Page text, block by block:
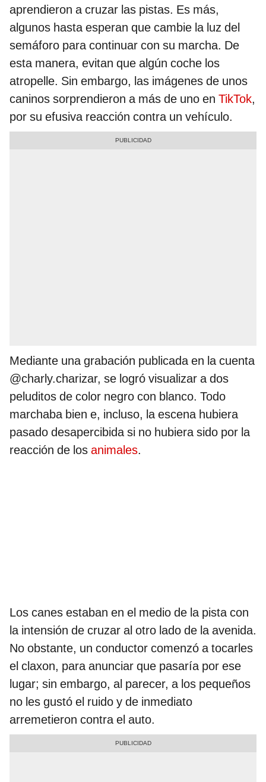
aprendieron a cruzar las pistas. Es más,
algunos hasta esperan que cambie la luz del
semáforo para continuar con su marcha. De
esta manera, evitan que algún coche los
atropelle. Sin embargo, las imágenes de unos
caninos sorprendieron a más de uno en TikTok,
por su efusiva reacción contra un vehículo.
Mediante una grabación publicada en la cuenta
@charly.charizar, se logró visualizar a dos
peluditos de color negro con blanco. Todo
marchaba bien e, incluso, la escena hubiera
pasado desapercibida si no hubiera sido por la
reacción de los animales.
Los canes estaban en el medio de la pista con
la intensión de cruzar al otro lado de la avenida.
No obstante, un conductor comenzó a tocarles
el claxon, para anunciar que pasaría por ese
lugar; sin embargo, al parecer, a los pequeños
no les gustó el ruido y de inmediato
arremetieron contra el auto.